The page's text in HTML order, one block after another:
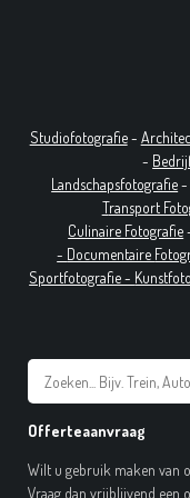
Studiofotografie-
-
Landschapsfotografie-
Transport
Culinaire Fotografie
- Documentaire
Sportfotografie -
Offerteaanvraag
Wilt u gebruik maken van
Vraag dan vrijblijvend een